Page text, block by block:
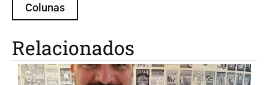
Colunas
Relacionados